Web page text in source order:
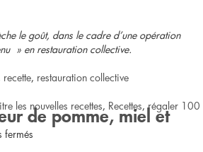
le goût, dans le cadre d’une opération
» en restauration collective.
recette, restauration collective
les nouvelles recettes, Recettes,régaler 100
fermés
de pomme, miel et